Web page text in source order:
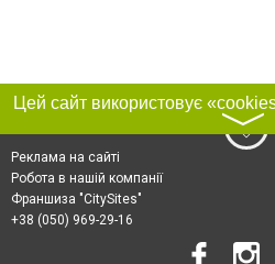
〉
Реклама на сайті
Робота в нашій компанії
Франшиза "CitySites"
+38 (050) 969-29-16